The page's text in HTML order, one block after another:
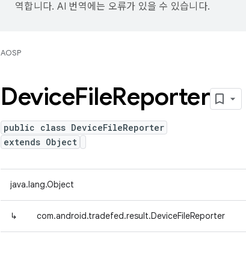
역합니다. AI 번역에는 오류가 있을 수 있습니다.
AOSP
DeviceFileReporter
public class DeviceFileReporter
extends Object
java.lang.Object
↳ com.android.tradefed.result.DeviceFileReporter